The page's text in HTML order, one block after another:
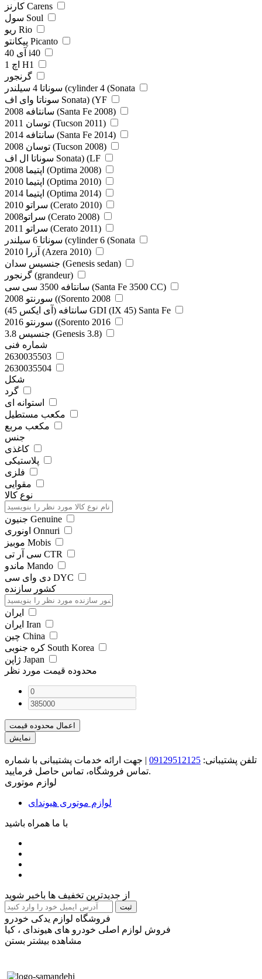
کارنز Carens
سول Soul
ریو Rio
پیکانتو Picanto
آی 40 i40
اچ 1 H1
سوناتا 4 سیلندر (cylinder 4 (Sonata
سوناتا وای اف Sonata) (YF
سانتافه 2008 (Santa Fe 2008)
توسان 2011 (Tucson 2011)
سانتافه 2014 (Santa Fe 2014)
توسان 2008 (Tucson 2008)
سوناتا ال اف Sonata) (LF
اپتیما 2008 (Optima 2008)
اپتیما 2010 (Optima 2010)
اپتیما 2014 (Optima 2014)
سراتو 2010 (Cerato 2010)
سراتو2008 (Cerato 2008)
سراتو 2011 (Cerato 2011)
سوناتا 6 سیلندر (cylinder 6 (Sonata
آزرا 2010 (Azera 2010)
جنسیس سدان (Genesis sedan)
گرنجور (grandeur)
سانتافه 3500 سی سی (Santa Fe 3500 CC)
سورنتو 2008 ((Sorento 2008
سانتافه (آی ایکس 45) GDI (IX 45) Santa Fe
سورنتو 2016 ((Sorento 2016
جنسیس 3.8 (Genesis 3.8)
شماره فنی
2630035503
2630035504
شکل
جنس
نوع کالا
جنیون Genuine
اونوری Onnuri
موبیز Mobis
سی آر تی CTR
ماندو Mando
دی وای سی DYC
کشور سازنده
ایران Iran
چین China
کره جنوبی South Korea
ژاپن Japan
محدوده قیمت مورد نظر
اعمال محدوده قیمت
نمایش
تلفن پشتیبانی: 09129512125
| جهت ارائه خدمات پشتیبانی با شماره
تماس فروشگاه، تماس حاصل فرمایید.
لوازم موتوری
لوازم موتوری هیوندای
با ما همراه باشید
از جدیدترین تخفیف ها باخبر شوید
ثبت
فروشگاه لوازم یدکی خودرو
فروش لوازم اصلی خودرو های هیوندای ، کیا
مشاهده بیشتر بستن